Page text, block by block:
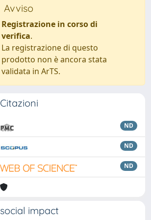
Avviso
Registrazione in corso di
verifica.
La registrazione di questo
prodotto non è ancora stata
validata in ArTS.
Citazioni
ND
ND
ND
social impact